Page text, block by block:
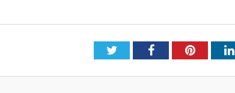
TwitterFacebookPinterest